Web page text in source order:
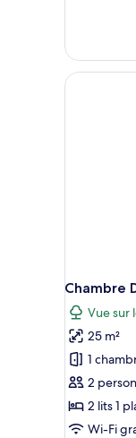
type
de
Chambre
Vue sur
25 m²
1
2
2 lits 1
Wi-Fi